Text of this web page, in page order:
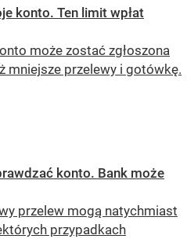
konto. Ten limit wpłat
może zostać zgłoszona
mniejsze przelewy i gotówkę.
konto. Bank może
przelew mogą natychmiast
przypadkach